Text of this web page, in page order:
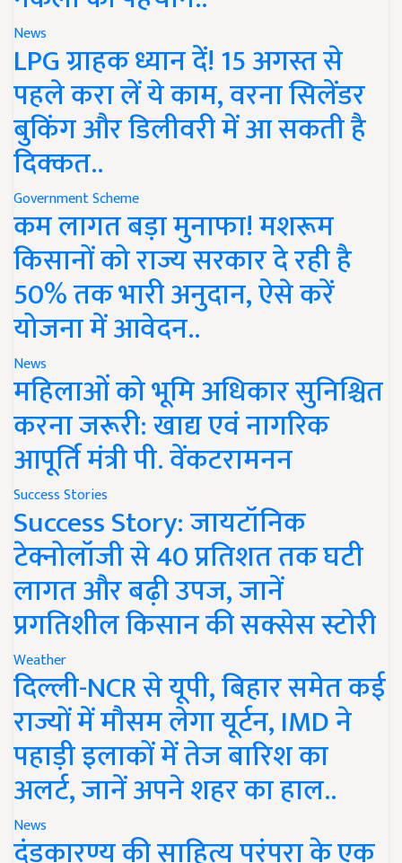
News
LPG ग्राहक ध्यान दें! 15 अगस्त से
पहले करा लें ये काम, वरना सिलेंडर
बुकिंग और डिलीवरी में आ सकती है
दिक्कत..
Government Scheme
कम लागत बड़ा मुनाफा! मशरूम
किसानों को राज्य सरकार दे रही है
50% तक भारी अनुदान, ऐसे करें
योजना में आवेदन..
News
महिलाओं को भूमि अधिकार सुनिश्चित
करना जरूरी: खाद्य एवं नागरिक
आपूर्ति मंत्री पी. वेंकटरामनन
Success Stories
Success Story: जायटॉनिक
टेक्नोलॉजी से 40 प्रतिशत तक घटी
लागत और बढ़ी उपज, जानें
प्रगतिशील किसान की सक्सेस स्टोरी
Weather
दिल्ली-NCR से यूपी, बिहार समेत कई
राज्यों में मौसम लेगा यूर्टन, IMD ने
पहाड़ी इलाकों में तेज बारिश का
अलर्ट, जानें अपने शहर का हाल..
News